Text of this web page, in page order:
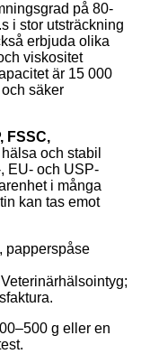
på 80-
i stor utsträckning
erbjuda olika
viskositet
är 15 000
säker
FSSC,
och stabil
EU- och USP-
i många
kan tas emot
papperspåse
g eller en